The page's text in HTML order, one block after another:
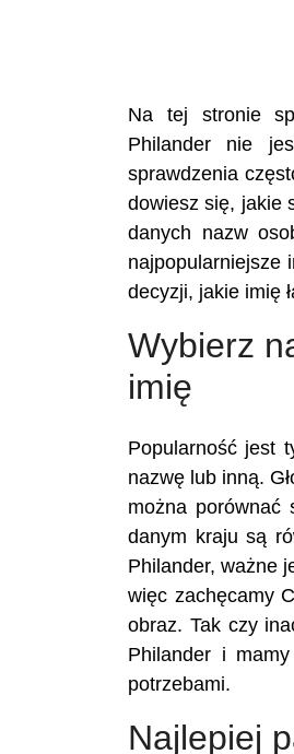
Na tej stronie
Philander nie
sprawdzenia
dowiesz się, jakie
danych nazw
najpopularniejsze
decyzji, jakie imię
Wybierz
imię
Popularność jest
nazwę lub inną.
można
danym kraju są
Philander, ważne
więc zachęcamy
obraz. Tak czy
Philander i
potrzebami.
Najlepiej